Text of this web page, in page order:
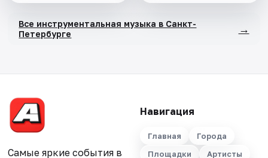
Все инструментальная музыка в Санкт-
Петербурге
→
Самые яркие события в
Навигация
Главная
Города
Площадки
Артисты